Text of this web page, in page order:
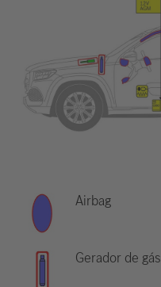
Airbag
Gerador de gás